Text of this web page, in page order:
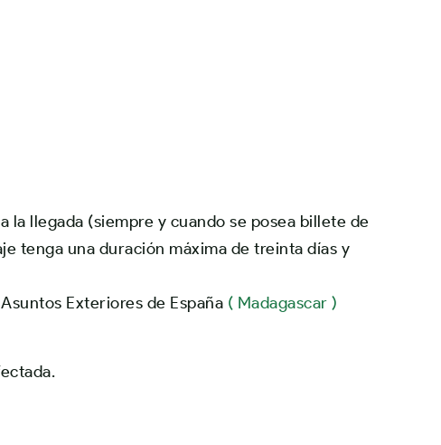
la llegada (siempre y cuando se posea billete de
tenga una duración máxima de treinta días y
Exteriores de España ( Madagascar )